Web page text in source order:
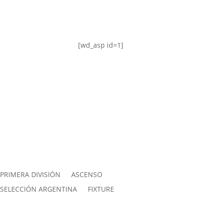
[wd_asp id=1]
PRIMERA DIVISIÓN
ASCENSO
SELECCIÓN ARGENTINA
FIXTURE